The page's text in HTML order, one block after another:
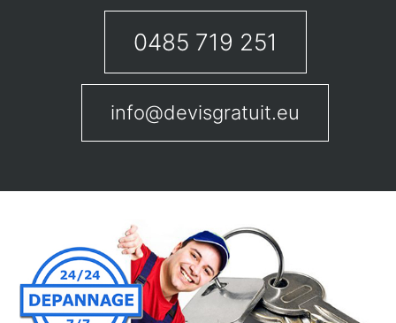
0485 719 251
info@devisgratuit.eu